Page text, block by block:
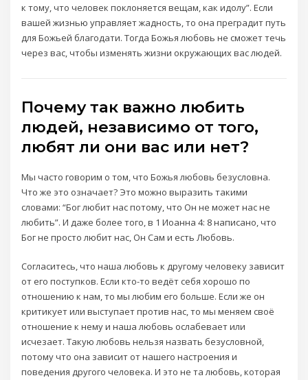
к тому, что человек поклоняется вещам, как идолу”. Если
вашей жизнью управляет жадность, то она преградит путь
для Божьей благодати. Тогда Божья любовь не сможет течь
через вас, чтобы изменять жизни окружающих вас людей.
Почему так важно любить
людей, независимо от того,
любят ли они вас или нет?
Мы часто говорим о том, что Божья любовь безусловна.
Что же это означает? Это можно выразить такими
словами: “Бог любит нас потому, что Он не может нас не
любить”. И даже более того, в 1 Иоанна 4: 8 написано, что
Бог не просто любит нас, Он Сам и есть Любовь.
Согласитесь, что наша любовь к другому человеку зависит
от его поступков. Если кто-то ведёт себя хорошо по
отношению к нам, то мы любим его больше. Если же он
критикует или выступает против нас, то мы меняем своё
отношение к нему и наша любовь ослабевает или
исчезает. Такую любовь нельзя назвать безусловной,
потому что она зависит от нашего настроения и
поведения другого человека. И это не та любовь, которая